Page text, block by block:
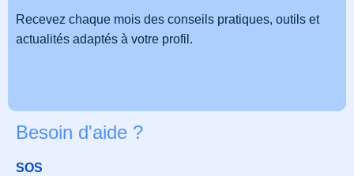
Besoin d'aide ?
SOS
Recevez chaque mois des conseils pratiques, outils et
actualités adaptés à votre profil.